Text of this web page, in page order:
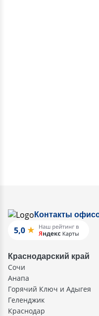
Контакты
Краснодарский край
Сочи
Анапа
Горячий Ключ и Адыгея
Геленджик
Краснодар